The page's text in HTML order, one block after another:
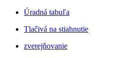
Úradná tabuľa
Tlačivá na stiahnutie
zverejňovanie